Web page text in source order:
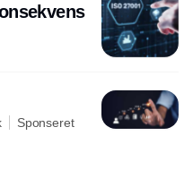
Sponseret